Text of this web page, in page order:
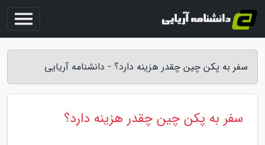
سفر به پکن چین چقدر هزینه دارد؟ - دانشنامه آریایی
سفر به پکن چین چقدر هزینه دارد؟